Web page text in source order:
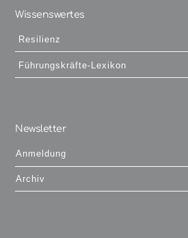
Wissenswertes
Resilienz
Führungskräfte-Lexikon
Newsletter
Anmeldung
Archiv